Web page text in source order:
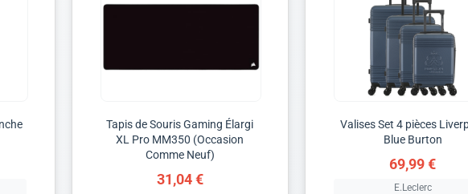
Tapis de Souris Gaming Élargi
XL Pro MM350 (Occasion
Comme Neuf)
31,04 €
Valises Set 4 pièces
Blue Burton
69,99 €
E.Leclerc